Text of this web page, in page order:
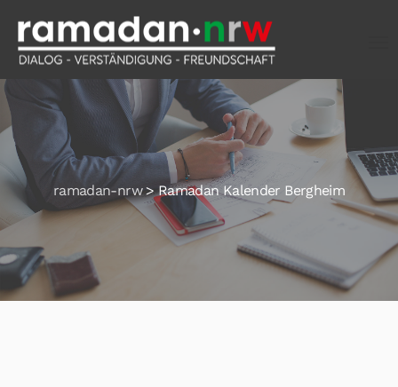
ramadan-nrw>Ramadan Kalender Bergheim